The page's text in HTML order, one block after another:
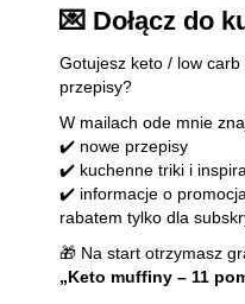
💌 Dołącz do
Gotujesz keto / low
przepisy?
W mailach ode mnie
✔️ nowe przepisy
✔️ kuchenne triki i
✔️ informacje o
rabatem tylko dla
🎁 Na start otrzymasz
„Keto muffiny – 11